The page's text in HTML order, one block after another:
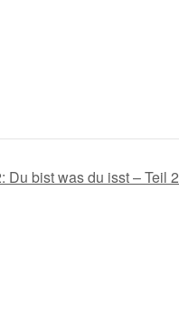
Du bist was du isst – Teil 2